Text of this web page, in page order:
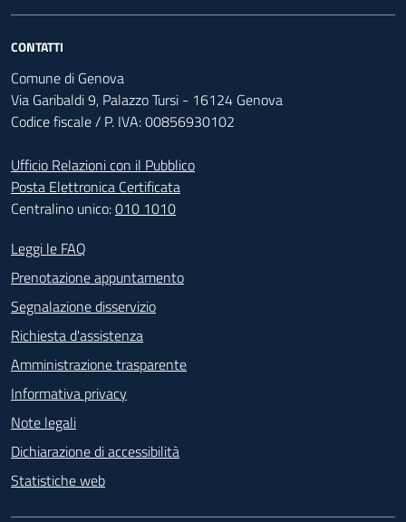
CONTATTI
Comune di Genova
Via Garibaldi 9, Palazzo Tursi - 16124 Genova
Codice fiscale / P. IVA: 00856930102
Ufficio Relazioni con il Pubblico
Posta Elettronica Certificata
Centralino unico:010 1010
Footer - Contatti
Leggi le FAQ
Prenotazione appuntamento
Segnalazione disservizio
Richiesta d'assistenza
Amministrazione trasparente
Informativa privacy
Note legali
Dichiarazione di accessibilità
Statistiche web